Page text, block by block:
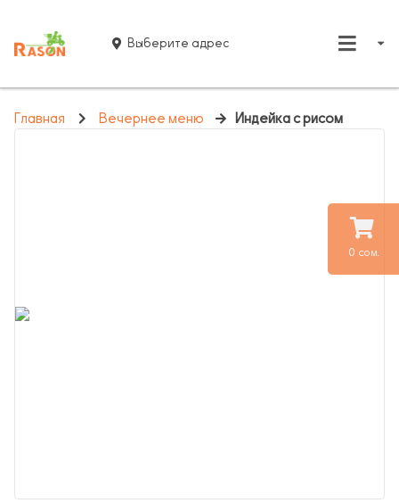
0 сом.
Выберите адрес
Главная Вечернее меню Индейка с рисом